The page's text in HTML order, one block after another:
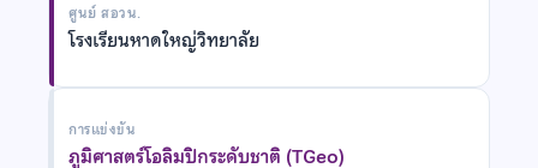
ศูนย์ สอวน.
โรงเรียนหาดใหญ่วิทยาลัย
การแข่งขัน
ภูมิศาสตร์โอลิมปิกระดับชาติ (TGeo)